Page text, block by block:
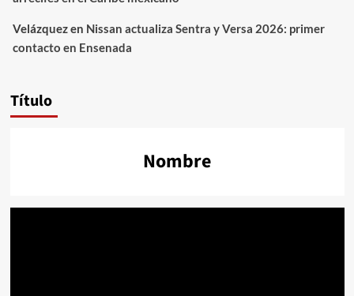
Velázquezen Nissan actualiza Sentra y Versa 2026: primer
contacto en Ensenada
Título
Nombre